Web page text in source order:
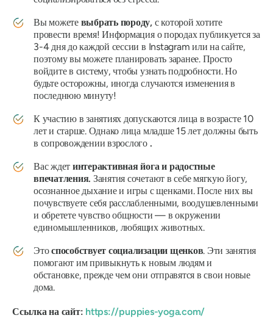
Вы можете выбрать породу, с которой хотите
провести время! Информация о породах публикуется за
3-4 дня до каждой сессии в Instagram или на сайте,
поэтому вы можете планировать заранее. Просто
войдите в систему, чтобы узнать подробности. Но
будьте осторожны, иногда случаются изменения в
последнюю минуту!
К участию в занятиях допускаются лица в возрасте 10
лет и старше. Однако лица младше 15 лет должны быть
в сопровождении взрослого .
Вас ждет интерактивная йога и радостные
впечатления. Занятия сочетают в себе мягкую йогу,
осознанное дыхание и игры с щенками. После них вы
почувствуете себя расслабленными, воодушевленными
и обретете чувство общности — в окружении
единомышленников, любящих животных.
Этоспособствует социализации щенков. Эти занятия
помогают им привыкнуть к новым людям и
обстановке, прежде чем они отправятся в свои новые
дома.
Ссылка на сайт: https://puppies-yoga.com/